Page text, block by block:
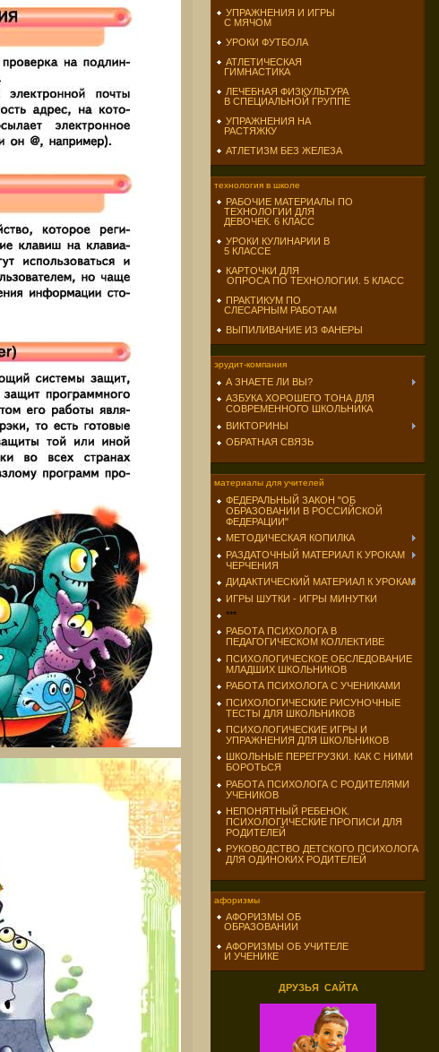
УПРАЖНЕНИЯ И ИГРЫ
С МЯЧОМ
УРОКИ ФУТБОЛА
АТЛЕТИЧЕСКАЯ
ГИМНАСТИКА
ЛЕЧЕБНАЯ ФИЗКУЛЬТУРА
В СПЕЦИАЛЬНОЙ ГРУППЕ
УПРАЖНЕНИЯ НА
РАСТЯЖКУ
АТЛЕТИЗМ БЕЗ ЖЕЛЕЗА
технология в школе
РАБОЧИЕ МАТЕРИАЛЫ ПО
ТЕХНОЛОГИИ ДЛЯ
ДЕВОЧЕК. 6 КЛАСС
УРОКИ КУЛИНАРИИ В
5 КЛАССЕ
КАРТОЧКИ ДЛЯ
ОПРОСА ПО ТЕХНОЛОГИИ. 5 КЛАСС
ПРАКТИКУМ ПО
СЛЕСАРНЫМ РАБОТАМ
ВЫПИЛИВАНИЕ ИЗ ФАНЕРЫ
эрудит-компания
А ЗНАЕТЕ ЛИ ВЫ?
АЗБУКА ХОРОШЕГО ТОНА ДЛЯ
СОВРЕМЕННОГО ШКОЛЬНИКА
ВИКТОРИНЫ
ОБРАТНАЯ СВЯЗЬ
материалы для учителей
ФЕДЕРАЛЬНЫЙ ЗАКОН "ОБ
ОБРАЗОВАНИИ В РОССИЙСКОЙ
ФЕДЕРАЦИИ"
МЕТОДИЧЕСКАЯ КОПИЛКА
РАЗДАТОЧНЫЙ МАТЕРИАЛ К УРОКАМ
ЧЕРЧЕНИЯ
ДИДАКТИЧЕСКИЙ МАТЕРИАЛ К УРОКАМ
ИГРЫ ШУТКИ - ИГРЫ МИНУТКИ
***
РАБОТА ПСИХОЛОГА В
ПЕДАГОГИЧЕСКОМ КОЛЛЕКТИВЕ
ПСИХОЛОГИЧЕСКОЕ ОБСЛЕДОВАНИЕ
МЛАДШИХ ШКОЛЬНИКОВ
РАБОТА ПСИХОЛОГА С УЧЕНИКАМИ
ПСИХОЛОГИЧЕСКИЕ РИСУНОЧНЫЕ
ТЕСТЫ ДЛЯ ШКОЛЬНИКОВ
ПСИХОЛОГИЧЕСКИЕ ИГРЫ И
УПРАЖНЕНИЯ ДЛЯ ШКОЛЬНИКОВ
ШКОЛЬНЫЕ ПЕРЕГРУЗКИ. КАК С НИМИ
БОРОТЬСЯ
РАБОТА ПСИХОЛОГА С РОДИТЕЛЯМИ
УЧЕНИКОВ
НЕПОНЯТНЫЙ РЕБЕНОК.
ПСИХОЛОГИЧЕСКИЕ ПРОПИСИ ДЛЯ
РОДИТЕЛЕЙ
РУКОВОДСТВО ДЕТСКОГО ПСИХОЛОГА
ДЛЯ ОДИНОКИХ РОДИТЕЛЕЙ
афоризмы
АФОРИЗМЫ ОБ
ОБРАЗОВАНИИ
АФОРИЗМЫ ОБ УЧИТЕЛЕ
И УЧЕНИКЕ
ДРУЗЬЯ САЙТА